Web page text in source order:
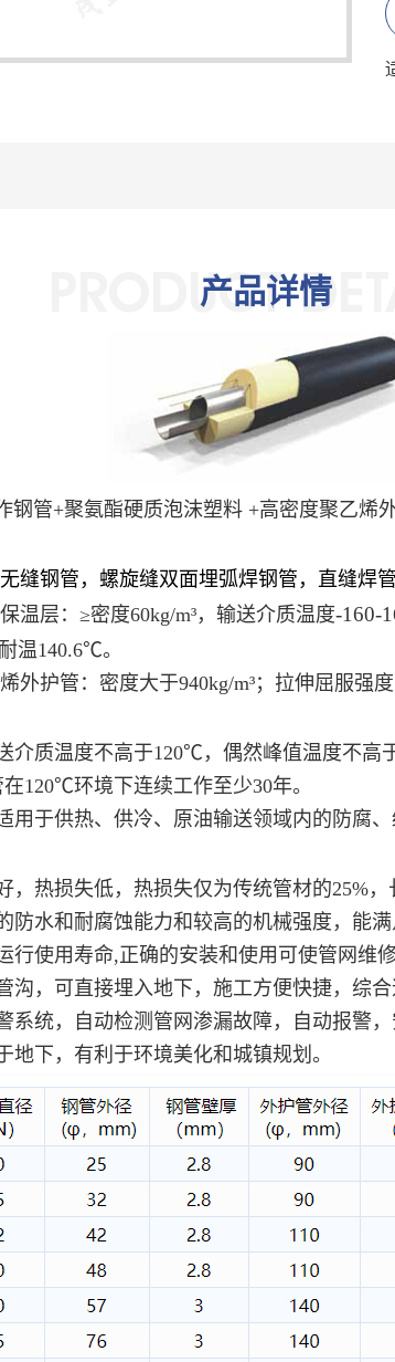
产品详情
PRODUCT
钢管+聚氨酯硬质泡沫塑料 +高密度聚乙烯
面埋弧焊钢管，直缝焊管等，钢
60kg/m³，输送介质温度-160-
。
940kg/m³；拉伸屈服强度大于
，偶然峰值温度不高于140℃、
连续工作至少30年。
、原油输送领域内的防腐、绝热
失仅为传统管材的25%，长期运
力和较高的机械强度，能满足无补
确的安装和使用可使管网维修费
入地下，施工方便快捷，综合造
管网渗漏故障，自动报警，安全
环境美化和城镇规划。